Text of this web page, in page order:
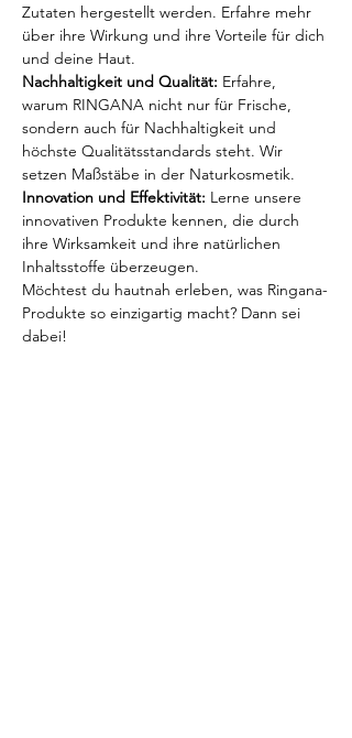
Zutaten hergestellt werden. Erfahre mehr
über ihre Wirkung und ihre Vorteile für dich
und deine Haut.
Nachhaltigkeit und Qualität: Erfahre,
warum RINGANA nicht nur für Frische,
sondern auch für Nachhaltigkeit und
höchste Qualitätsstandards steht. Wir
setzen Maßstäbe in der Naturkosmetik.
Innovation und Effektivität: Lerne unsere
innovativen Produkte kennen, die durch
ihre Wirksamkeit und ihre natürlichen
Inhaltsstoffe überzeugen.
Möchtest du hautnah erleben, was Ringana-
Produkte so einzigartig macht? Dann sei
dabei!